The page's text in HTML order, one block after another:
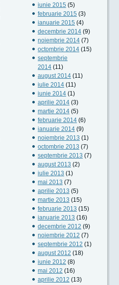
iunie 2015 (5)
februarie 2015 (3)
ianuarie 2015 (4)
decembrie 2014 (9)
noiembrie 2014 (7)
octombrie 2014 (15)
septembrie
2014 (11)
august 2014 (11)
iulie 2014 (11)
iunie 2014 (1)
aprilie 2014 (3)
martie 2014 (5)
februarie 2014 (6)
ianuarie 2014 (9)
noiembrie 2013 (1)
octombrie 2013 (7)
septembrie 2013 (7)
august 2013 (2)
iulie 2013 (1)
mai 2013 (7)
aprilie 2013 (5)
martie 2013 (15)
februarie 2013 (15)
ianuarie 2013 (16)
decembrie 2012 (9)
noiembrie 2012 (7)
septembrie 2012 (1)
august 2012 (18)
iunie 2012 (8)
mai 2012 (16)
aprilie 2012 (13)